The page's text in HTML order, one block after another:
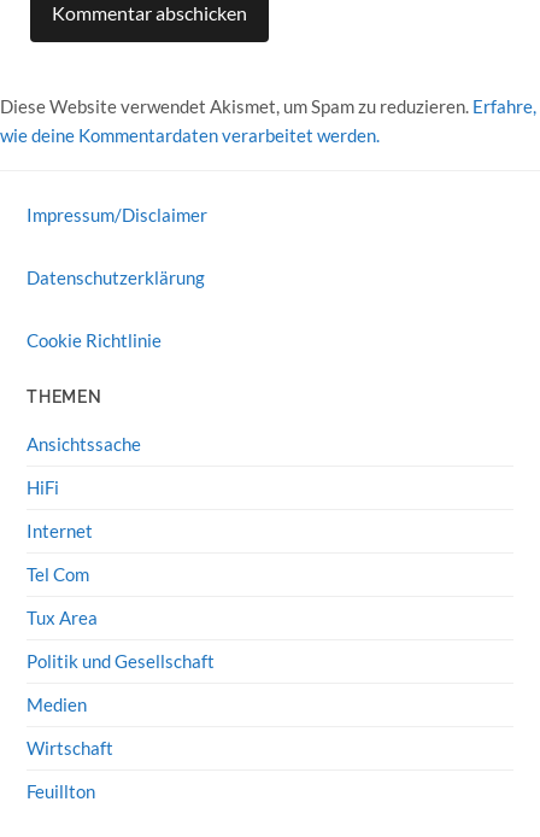
Diese Website verwendet Akismet, um Spam zu reduzieren. Erfahre,
wie deine Kommentardaten verarbeitet werden.
Impressum/Disclaimer
Datenschutzerklärung
Cookie Richtlinie
THEMEN
Ansichtssache
HiFi
Internet
Tel Com
Tux Area
Politik und Gesellschaft
Medien
Wirtschaft
Feuillton